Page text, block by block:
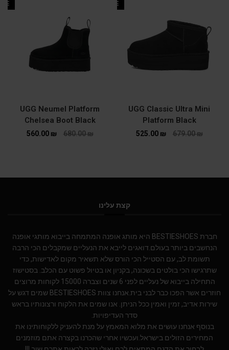
SALE
UGG Classic Ultra Mini
Platform Black
679.00₪
525.00 ₪
UGG Neumel Platform
Chelsea Boot Black
680.00₪
560.00 ₪
קצת עלינו
חברת BESTIESHOES היא מותג אופנה המתמחה בייבוא מותגי אופנה
הנחשבים ביותר בעולם.דואגים לייבא את הנעליים שמקבלים הכי הרבה
תשומת לב, עם הסטייל הכי הורס שלא תשאיר מקום לאדישות, כדי
שתרגישו הכי בולטים בשכונה, בקניון או בטיול פשוט עם הכלב. בסטישוז
התחילה בייבוא של נעליים לפני 6 שנים וצברה 15000 לקוחות מרוצים
חוזרים אשר הפכו כבר לבני בית.אנחנו צוות BESTIESHOES שמים דגש על
שירות אדיב, זמין ואמין ככל הניתן. אנו שמים את הלקוח ורצונותיו בראש
סדר העדיפויות.
בנוסף אנחנו עושים את מלוא המאמץ על מנת להעניק ללקוחותינו את
המחירים הזולים בישראל.ועכשיו אחרי שהכרנו בקצרה אתם מוזמנים